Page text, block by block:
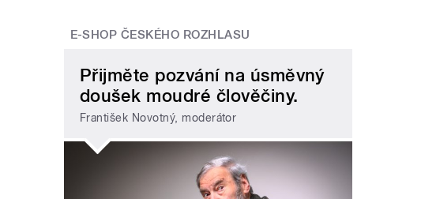
E-SHOP ČESKÉHO ROZHLASU
Přijměte pozvání na úsměvný
doušek moudré člověčiny.
František Novotný, moderátor